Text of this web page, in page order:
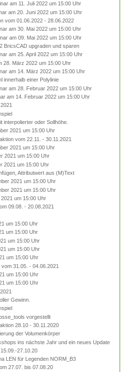
am 11. Juli 2022 um 15:00 Uhr
am 20. Juni 2022 um 15:00 Uhr
vom 01.06.2022 - 28.06.2022
am 30. Mai 2022 um 15:00 Uhr
am 09. Mai 2022 um 15:00 Uhr
BricsCAD upgraden und sparen
am 25. April 2022 um 15:00 Uhr
28. März 2022 um 15:00 Uhr
am 14. März 2022 um 15:00 Uhr
innerhalb einer Polylinie
am 28. Februar 2022 um 15:00 Uhr
am 14. Februar 2022 um 15:00 Uhr
interpolierter oder Sollhöhe.
2021 um 15:00 Uhr
vom 22.11. - 30.11.2021
2021 um 15:00 Uhr
2021 um 15:00 Uhr
2021 um 15:00 Uhr
Attributwert aus (M)Text
2021 um 15:00 Uhr
2021 um 15:00 Uhr
um 15:00 Uhr
09.08. - 20.08.2021
um 15:00 Uhr
um 15:00 Uhr
um 15:00 Uhr
um 15:00 Uhr
um 15:00 Uhr
31.05. - 04.06.2021
um 15:00 Uhr
um 15:00 Uhr
Gewinn.
vorgestellt
28.10 - 30.11.2020
der Volumenkörper
ins nächste Jahr und ein neues Update
27.10.20
LEN für Legenden NORM_B3
27.07. bis 07.08.20